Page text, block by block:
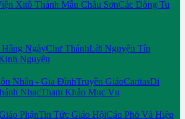
Xitô Thánh Mẫu Châu SơnCác Dòng Tu
NgàyChư ThánhLời Nguyện Tín
Nguyện
Nhân - Gia ĐìnhTruyền GiáoCaritasDi
NhạcTham Khảo Mục Vụ
PhậnTin Tức Giáo HộiCáo Phó Và Hiệp